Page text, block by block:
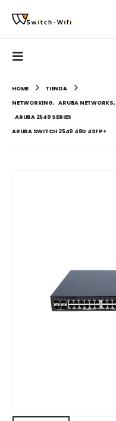
HOME
TIENDA
NETWORKING, ARUBA NETWORKS,
ARUBA 2540 SERIES
ARUBA SWITCH 2540 48G 4SFP+